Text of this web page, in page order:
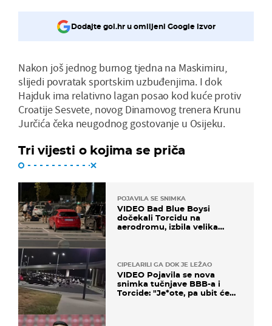
Dodajte gol.hr u omiljeni Google izvor
Nakon još jednog burnog tjedna na Maskimiru,
slijedi povratak sportskim uzbuđenjima. I dok
Hajduk ima relativno lagan posao kod kuće protiv
Croatije Sesvete, novog Dinamovog trenera Krunu
Jurčića čeka neugodnog gostovanje u Osijeku.
Tri vijesti o kojima se priča
POJAVILA SE SNIMKA
VIDEO Bad Blue Boysi
dočekali Torcidu na
aerodromu, izbila velika
CIPELARILI GA DOK JE LEŽAO
VIDEO Pojavila se nova
snimka tučnjave BBB-a i
Torcide: "Je*ote, pa ubit će